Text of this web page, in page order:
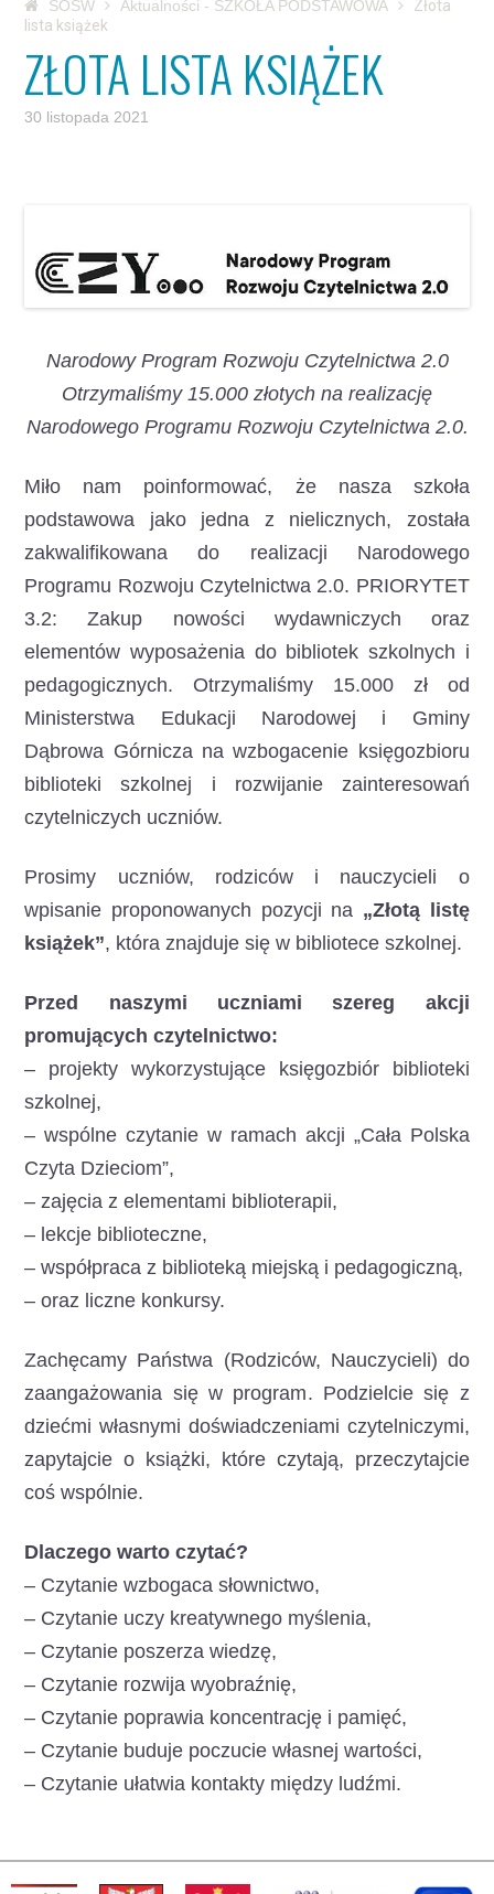
SOSW Aktualności - SZKOŁA PODSTAWOWA
Złota
lista książek
ZŁOTA LISTA KSIĄŻEK
30 listopada 2021
Narodowy Program Rozwoju Czytelnictwa 2.0
Otrzymaliśmy 15.000 złotych na realizację
Narodowego Programu Rozwoju Czytelnictwa 2.0.
Miło nam poinformować, że nasza szkoła
podstawowa jako jedna z nielicznych, została
zakwalifikowana do realizacji Narodowego
Programu Rozwoju Czytelnictwa 2.0. PRIORYTET
3.2: Zakup nowości wydawniczych oraz
elementów wyposażenia do bibliotek szkolnych i
pedagogicznych. Otrzymaliśmy 15.000 zł od
Ministerstwa Edukacji Narodowej i Gminy
Dąbrowa Górnicza na wzbogacenie księgozbioru
biblioteki szkolnej i rozwijanie zainteresowań
czytelniczych uczniów.
Prosimy uczniów, rodziców i nauczycieli o
wpisanie proponowanych pozycji na „Złotą listę
książek”, która znajduje się w bibliotece szkolnej.
Przed naszymi uczniami szereg akcji
promujących czytelnictwo:
– projekty wykorzystujące księgozbiór biblioteki
szkolnej,
– wspólne czytanie w ramach akcji „Cała Polska
Czyta Dzieciom”,
– zajęcia z elementami biblioterapii,
– lekcje biblioteczne,
– współpraca z biblioteką miejską i pedagogiczną,
– oraz liczne konkursy.
Zachęcamy Państwa (Rodziców, Nauczycieli) do
zaangażowania się w program. Podzielcie się z
dziećmi własnymi doświadczeniami czytelniczymi,
zapytajcie o książki, które czytają, przeczytajcie
coś wspólnie.
Dlaczego warto czytać?
– Czytanie wzbogaca słownictwo,
– Czytanie uczy kreatywnego myślenia,
– Czytanie poszerza wiedzę,
– Czytanie rozwija wyobraźnię,
– Czytanie poprawia koncentrację i pamięć,
– Czytanie buduje poczucie własnej wartości,
– Czytanie ułatwia kontakty między ludźmi.